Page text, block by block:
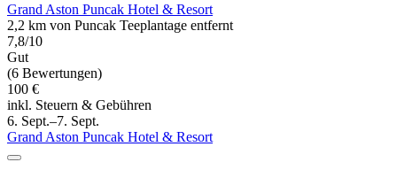
Grand Aston Puncak Hotel & Resort
2,2 km von Puncak Teeplantage entfernt
7,8/10
Gut
(6 Bewertungen)
100 €
inkl. Steuern & Gebühren
6. Sept.–7. Sept.
Grand Aston Puncak Hotel & Resort